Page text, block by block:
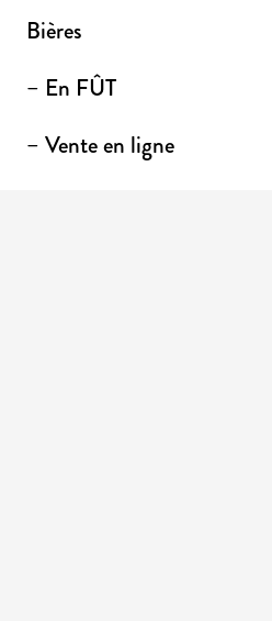
Bières
– En FÛT
– Vente en ligne